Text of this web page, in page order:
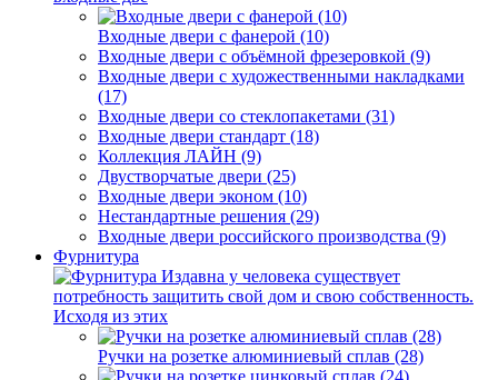
Входные двери с фанерой (10)
Входные двери с объёмной фрезеровкой (9)
Входные двери с художественными накладками
(17)
Входные двери со стеклопакетами (31)
Входные двери стандарт (18)
Коллекция ЛАЙН (9)
Двустворчатые двери (25)
Входные двери эконом (10)
Нестандартные решения (29)
Входные двери российского производства (9)
Фурнитура
Издавна у человека существует
потребность защитить свой дом и свою собственность.
Исходя из этих
Ручки на розетке алюминиевый сплав (28)